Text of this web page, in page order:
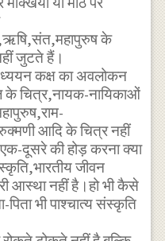
के
जुटते हैं।
कक्ष का अवलोकन
के चित्र,नायक-नायिकाओं
आदि के चित्र नहीं
दूसरे की होड़ करना क्या
जीवन
आस्था नहीं है।हो भी कैसे
भी पाश्चात्य संस्कृति